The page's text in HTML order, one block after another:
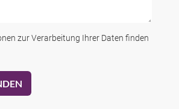
zur Verarbeitung Ihrer Daten finden